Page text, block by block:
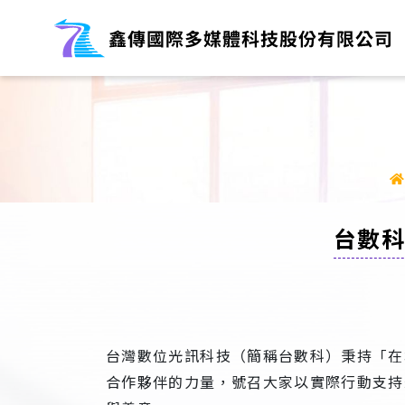
台數
台灣數位光訊科技（簡稱台數科）秉持「
合作夥伴的力量，號召大家以實際行動支